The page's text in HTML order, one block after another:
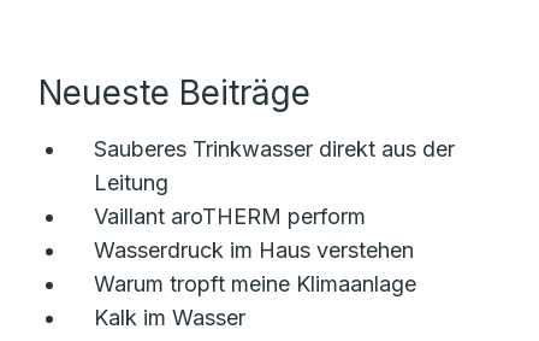
Neueste Beiträge
Sauberes Trinkwasser direkt aus der
Leitung
Vaillant aroTHERM perform
Wasserdruck im Haus verstehen
Warum tropft meine Klimaanlage
Kalk im Wasser